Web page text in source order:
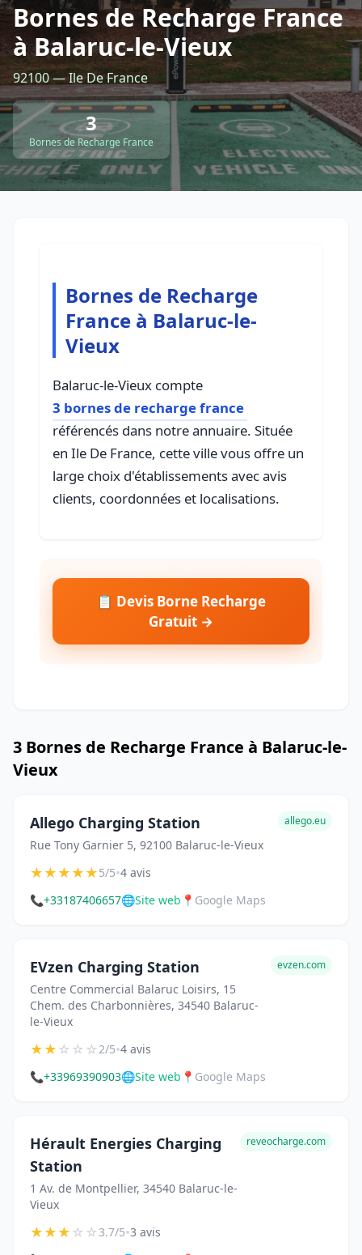
Retour à la liste des métiers
CGU-Confidentialité- Service proposé parViteUnDevis.com-Vous
Bornes de Recharge France
à Balaruc-le-Vieux
92100 — Ile De France
3
Bornes de Recharge France
Bornes de Recharge
France à Balaruc-le-
Vieux
Balaruc-le-Vieux compte
3 bornes de recharge france
référencés dans notre annuaire. Située
en Ile De France, cette ville vous offre un
large choix d'établissements avec avis
clients, coordonnées et localisations.
📋 Devis Borne Recharge
Gratuit →
3 Bornes de Recharge France à Balaruc-le-
Vieux
Allego Charging Station
Rue Tony Garnier 5, 92100 Balaruc-le-Vieux
allego.eu
★★★★★5/5•4 avis
📞+33187406657🌐Site web 📍 Google Maps
EVzen Charging Station
Centre Commercial Balaruc Loisirs, 15
Chem. des Charbonnières, 34540 Balaruc-
le-Vieux
evzen.com
★★☆☆☆2/5•4 avis
📞+33969390903🌐Site web 📍 Google Maps
Hérault Energies Charging
Station
1 Av. de Montpellier, 34540 Balaruc-le-
Vieux
reveocharge.com
★★★☆☆3.7/5•3 avis